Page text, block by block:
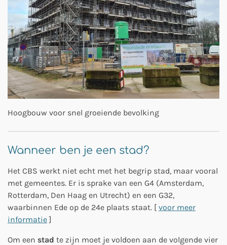
Hoogbouw voor snel groeiende bevolking
Wanneer ben je een stad?
Het CBS werkt niet echt met het begrip stad, maar vooral
met gemeentes. Er is sprake van een G4 (Amsterdam,
Rotterdam, Den Haag en Utrecht) en een G32,
waarbinnen Ede op de 24e plaats staat. [ voor meer
informatie]
Om een stad te zijn moet je voldoen aan de volgende vier